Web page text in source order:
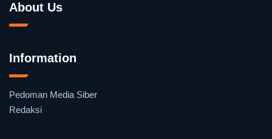
About Us
Information
Pedoman Media Siber
Redaksi